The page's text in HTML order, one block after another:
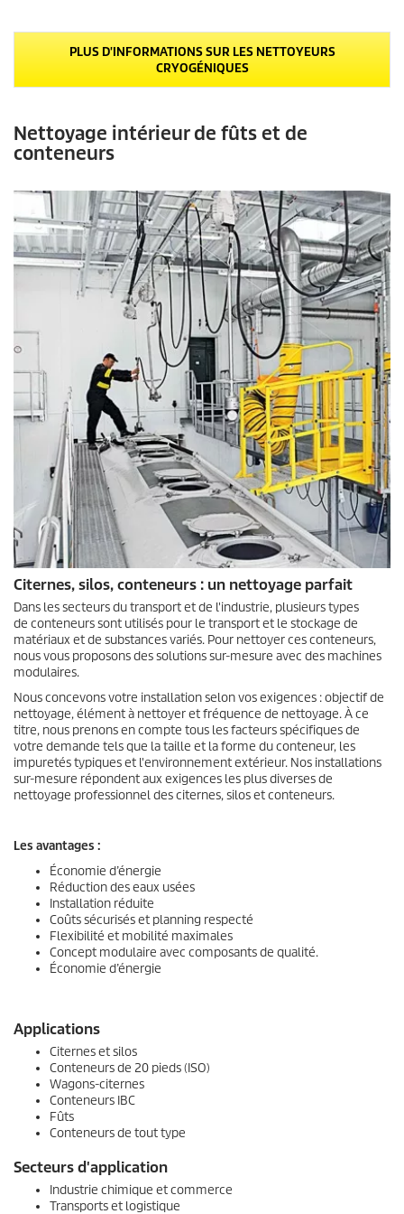
r
0
s
o
n
d
e
s
PLUS D'INFORMATIONS SUR LES NETTOYEURS
CRYOGÉNIQUES
Nettoyage intérieur de fûts et de
conteneurs
Citernes, silos, conteneurs : un nettoyage parfait
Dans les secteurs du transport et de l'industrie, plusieurs types
de conteneurs sont utilisés pour le transport et le stockage de
matériaux et de substances variés. Pour nettoyer ces conteneurs,
nous vous proposons des solutions sur-mesure avec des machines
modulaires.
Nous concevons votre installation selon vos exigences : objectif de
nettoyage, élément à nettoyer et fréquence de nettoyage. À ce
titre, nous prenons en compte tous les facteurs spécifiques de
votre demande tels que la taille et la forme du conteneur, les
impuretés typiques et l'environnement extérieur. Nos installations
sur-mesure répondent aux exigences les plus diverses de
nettoyage professionnel des citernes, silos et conteneurs.
Les avantages :
Économie d’énergie
Réduction des eaux usées
Installation réduite
Coûts sécurisés et planning respecté
Flexibilité et mobilité maximales
Concept modulaire avec composants de qualité.
Économie d’énergie
Applications
Citernes et silos
Conteneurs de 20 pieds (ISO)
Wagons-citernes
Conteneurs IBC
Fûts
Conteneurs de tout type
Secteurs d'application
Industrie chimique et commerce
Transports et logistique